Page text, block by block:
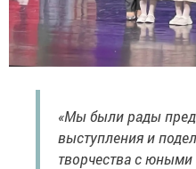
«Мы были рады
выступления и
творчества с юными